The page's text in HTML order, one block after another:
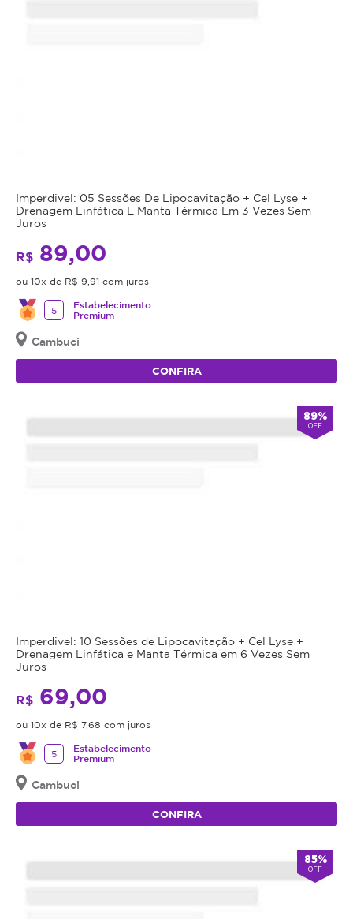
Imperdivel: 05 Sessões De Lipocavitação + Cel Lyse +
Drenagem Linfática E Manta Térmica Em 3 Vezes Sem
Juros
R$ 89,00
ou 10x de R$ 9,91 com juros
5
Estabelecimento
Premium
Cambuci
CONFIRA
89%
OFF
Imperdivel: 10 Sessões de Lipocavitação + Cel Lyse +
Drenagem Linfática e Manta Térmica em 6 Vezes Sem
Juros
R$ 69,00
ou 10x de R$ 7,68 com juros
5
Estabelecimento
Premium
Cambuci
CONFIRA
85%
OFF